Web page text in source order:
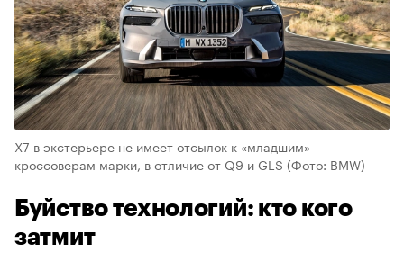
X7 в экстерьере не имеет отсылок к «младшим»
кроссоверам марки, в отличие от Q9 и GLS (Фото: BMW)
Буйство технологий: кто кого
затмит